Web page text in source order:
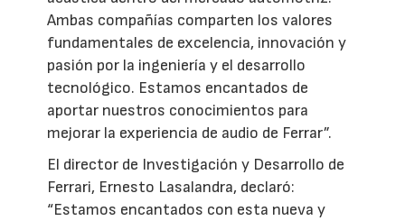
Ambas compañías comparten los valores
fundamentales de excelencia, innovación y
pasión por la ingeniería y el desarrollo
tecnológico. Estamos encantados de
aportar nuestros conocimientos para
mejorar la experiencia de audio de Ferrar”.
El director de Investigación y Desarrollo de
Ferrari, Ernesto Lasalandra, declaró:
“Estamos encantados con esta nueva y